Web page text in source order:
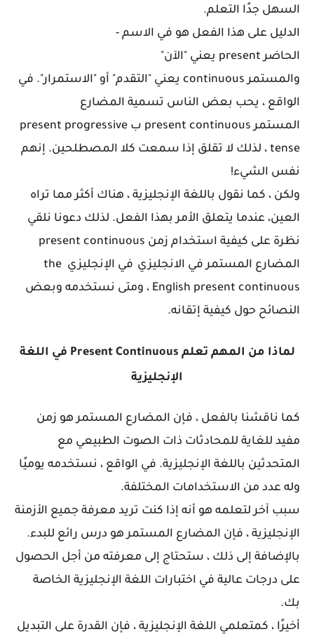
السهل جدًا التعلم.
الدليل على هذا الفعل هو في الاسم -
الحاضر present
يعني "الآن"
والمستمرcontinuous يعني "التقدم" أو "الاستمرار". في
الواقع ، يحب بعض الناس تسمية المضارع
المستمر present continuous
ب present progressive
tense ، لذلك لا تقلق إذا سمعت كلا المصطلحين. إنهم
نفس الشيء!
ولكن ، كما نقول باللغة الإنجليزية ، هناك أكثر مما تراه
العين، عندما يتعلق الأمر بهذا الفعل. لذلك دعونا نلقي
نظرة على كيفية استخدام
زمن present continuous
المضارع المستمر في الانجليزي في الإنجليزي the
English present continuous ، ومتى نستخدمه وبعض
النصائح حول كيفية إتقانه.
لماذا من المهم تعلم Present Continuous في اللغة
الإنجليزية
كما ناقشنا بالفعل ، فإن المضارع المستمر هو زمن
مفيد للغاية للمحادثات ذات الصوت الطبيعي مع
المتحدثين باللغة الإنجليزية. في الواقع ، نستخدمه يوميًا
وله عدد من الاستخدامات المختلفة.
سبب آخر لتعلمه هو أنه إذا كنت تريد معرفة جميع الأزمنة
الإنجليزية ، فإن المضارع المستمر هو درس رائع للبدء.
بالإضافة إلى ذلك ، ستحتاج إلى معرفته من أجل الحصول
على درجات عالية في اختبارات اللغة الإنجليزية الخاصة
بك.
أخيرًا ، كمتعلمي اللغة الإنجليزية ، فإن القدرة على التبديل